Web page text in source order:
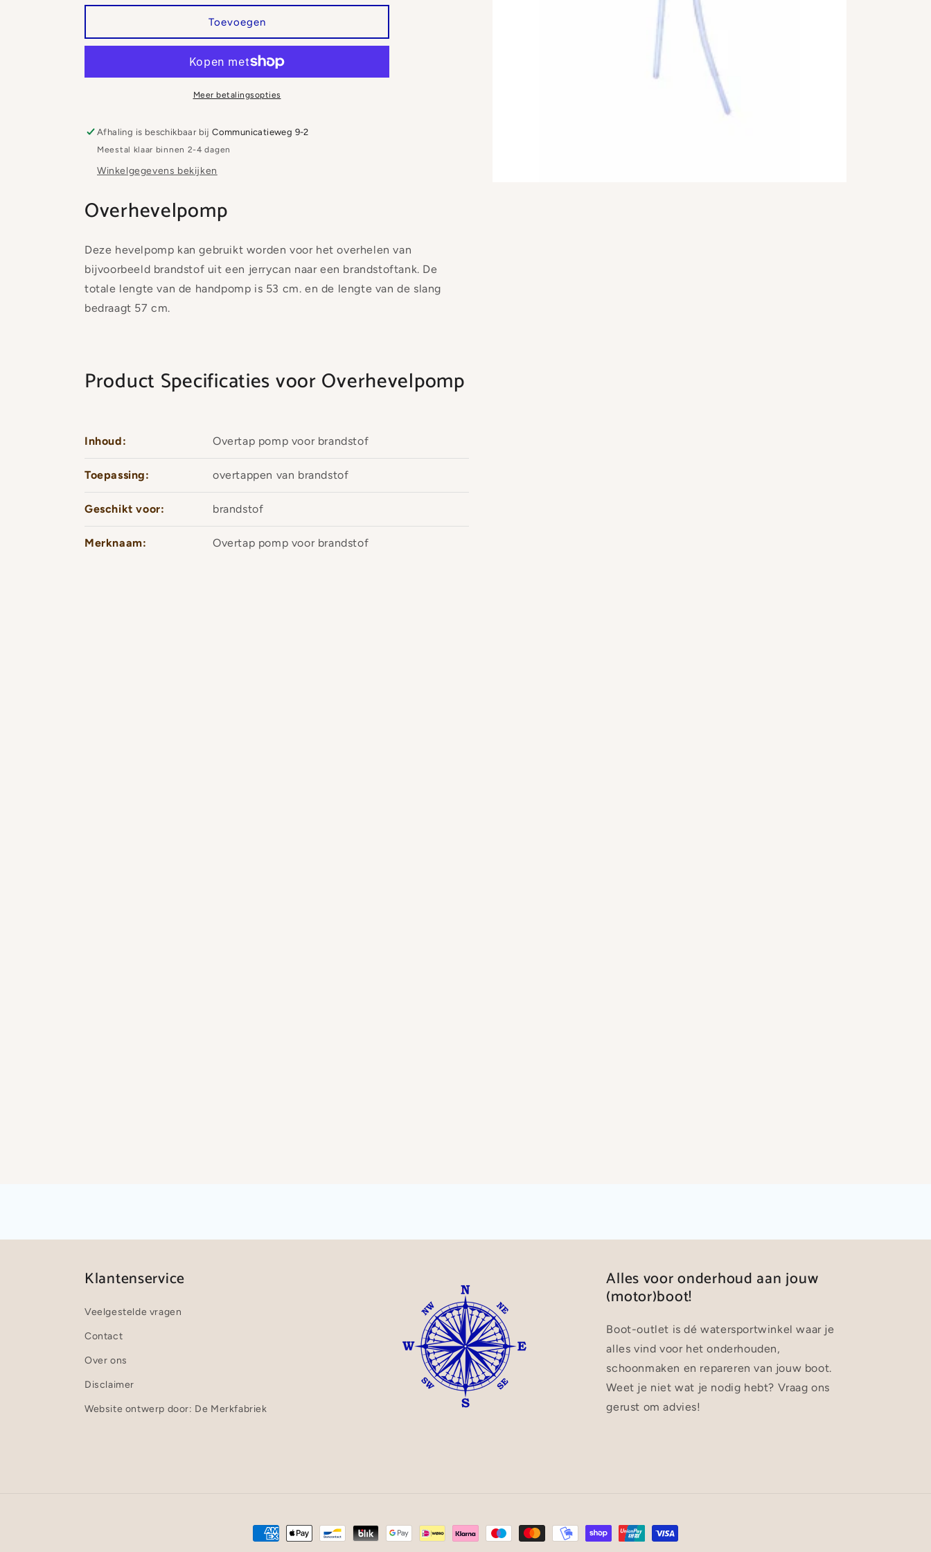
voor
voor
Overhevelpomp
Toevoegen
Meer betalingsopties
Afhaling is beschikbaar bijCommunicatieweg 9-2
Meestal klaar binnen 2-4 dagen
Winkelgegevens bekijken
Overhevelpomp
Deze hevelpomp kan gebruikt worden voor het overhelen van
bijvoorbeeld brandstof uit een jerrycan naar een brandstoftank. De
totale lengte van de handpomp is 53 cm. en de lengte van de slang
bedraagt 57 cm.
Product Specificaties voor Overhevelpomp
Inhoud: Overtap pomp voor brandstof
Toepassing: overtappen van brandstof
Geschikt voor: brandstof
Merknaam: Overtap pomp voor brandstof
Klantenservice
Veelgestelde vragen
Contact
Over ons
Disclaimer
Website ontwerp door: De Merkfabriek
Alles voor onderhoud aan jouw
(motor)boot!
Boot-outlet is dé watersportwinkel waar je
alles vind voor het onderhouden,
schoonmaken en repareren van jouw boot.
Weet je niet wat je nodig hebt? Vraag ons
gerust om advies!
Betaalmethoden